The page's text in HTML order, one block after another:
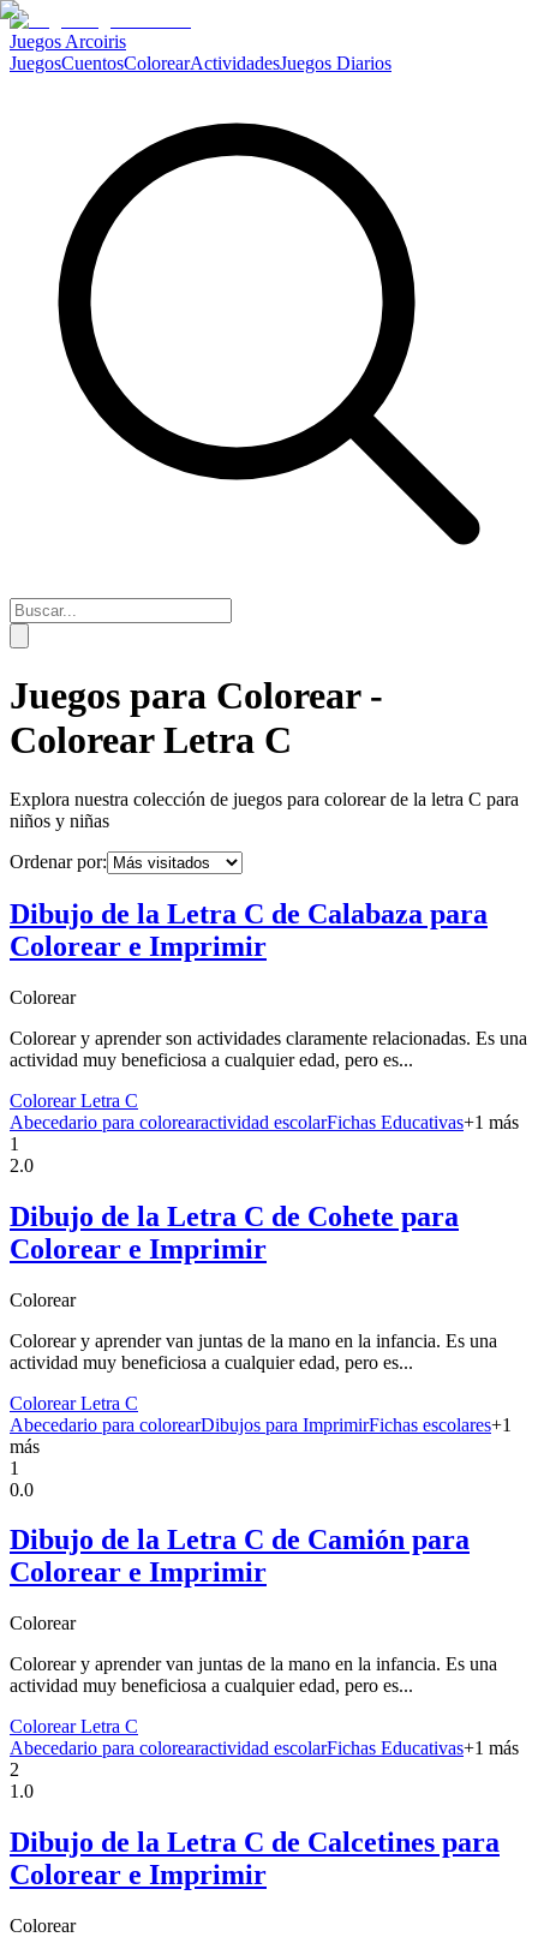
Juegos Arcoiris
JuegosCuentosColorearActividadesJuegos Diarios
Juegos para Colorear -
Colorear Letra C
Explora nuestra colección de juegos para colorear de la letra C para
niños y niñas
Ordenar por:
Dibujo de la Letra C de Calabaza para
Colorear e Imprimir
Colorear
Colorear y aprender son actividades claramente relacionadas. Es una
actividad muy beneficiosa a cualquier edad, pero es...
Colorear Letra C
Abecedario para colorearactividad escolarFichas Educativas+1 más
1
2.0
Dibujo de la Letra C de Cohete para
Colorear e Imprimir
Colorear
Colorear y aprender van juntas de la mano en la infancia. Es una
actividad muy beneficiosa a cualquier edad, pero es...
Colorear Letra C
Abecedario para colorearDibujos para ImprimirFichas escolares+1
más
1
0.0
Dibujo de la Letra C de Camión para
Colorear e Imprimir
Colorear
Colorear y aprender van juntas de la mano en la infancia. Es una
actividad muy beneficiosa a cualquier edad, pero es...
Colorear Letra C
Abecedario para colorearactividad escolarFichas Educativas+1 más
2
1.0
Dibujo de la Letra C de Calcetines para
Colorear e Imprimir
Colorear